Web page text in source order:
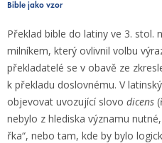
Bible jako vzor
Překlad bible do latiny ve 3. stol.
milníkem, který ovlivnil volbu
překladatelé se v obavě ze
k překladu doslovnému. V
objevovat uvozující slovo dicens
nebylo z hlediska významu
řka“, nebo tam, kde by bylo